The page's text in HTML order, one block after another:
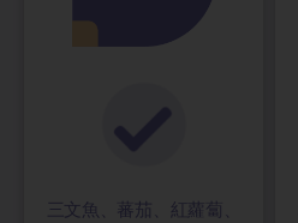
三文魚、蕃茄、紅蘿蔔、